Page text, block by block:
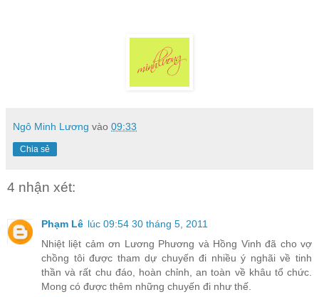
Ngô Minh Lương vào 09:33
Chia sẻ
4 nhận xét:
Phạm Lê lúc 09:54 30 tháng 5, 2011
Nhiệt liệt cảm ơn Lương Phương và Hồng Vinh đã cho vợ
chồng tôi được tham dự chuyến đi nhiều ý nghãi về tinh
thần và rất chu đáo, hoàn chỉnh, an toàn về khâu tổ chức.
Mong có được thêm những chuyến đi như thế.